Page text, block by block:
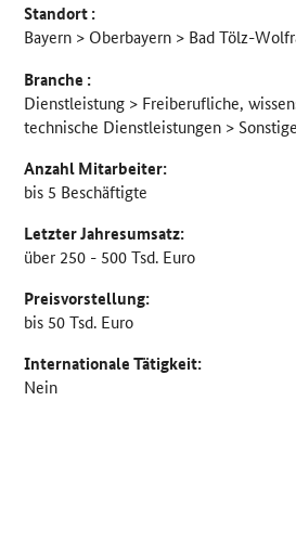
Standort :
Bayern > Oberbayern > Bad Tölz-
Branche :
Dienstleistung > Freiberufliche,
technische Dienstleistungen > Sonstige
Anzahl Mitarbeiter:
bis 5 Beschäftigte
Letzter Jahresumsatz:
über 250 - 500 Tsd. Euro
Preisvorstellung:
bis 50 Tsd. Euro
Internationale Tätigkeit:
Nein